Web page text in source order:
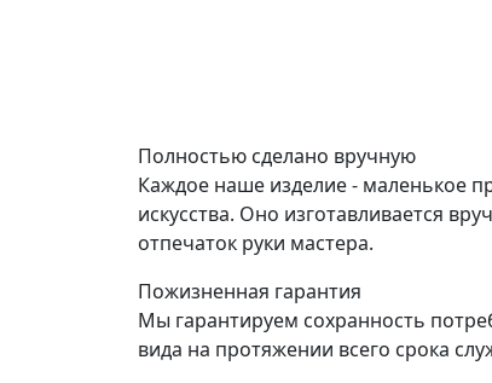
Полностью сделано вручную
Каждое наше изделие - маленькое
искусства. Оно изготавливается
отпечаток руки мастера.
Пожизненная гарантия
Мы гарантируем сохранность
вида на протяжении всего срока